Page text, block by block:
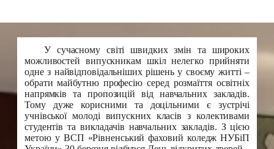
У сучасному світі швидких змін та широких
можливостей випускникам шкіл нелегко прийняти
одне з найвідповідальніших рішень у своєму житті –
обрати майбутню професію серед розмаїття освітніх
напрямків та пропозицій від навчальних закладів.
Тому дуже корисними та доцільними є зустрічі
учнівської молоді випускних класів з колективами
студентів та викладачів навчальних закладів. З цією
метою у ВСП «Рівненський фаховий коледж НУБіП